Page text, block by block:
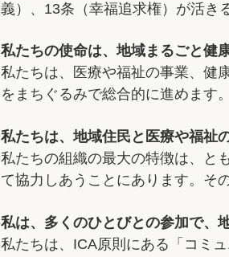
義）、13条（幸福追求権）が活き
私たちの使命は、地域まるごと健
私たちは、医療や福祉の事業、健
をまちぐるみで総合的に進めます。
私たちは、地域住民と医療や福祉
私たちの組織の最大の特徴は、と
て協力しあうことにあります。そ
私は、多くのひとびとの参加で、
私たちは、ICA原則にある「コミ